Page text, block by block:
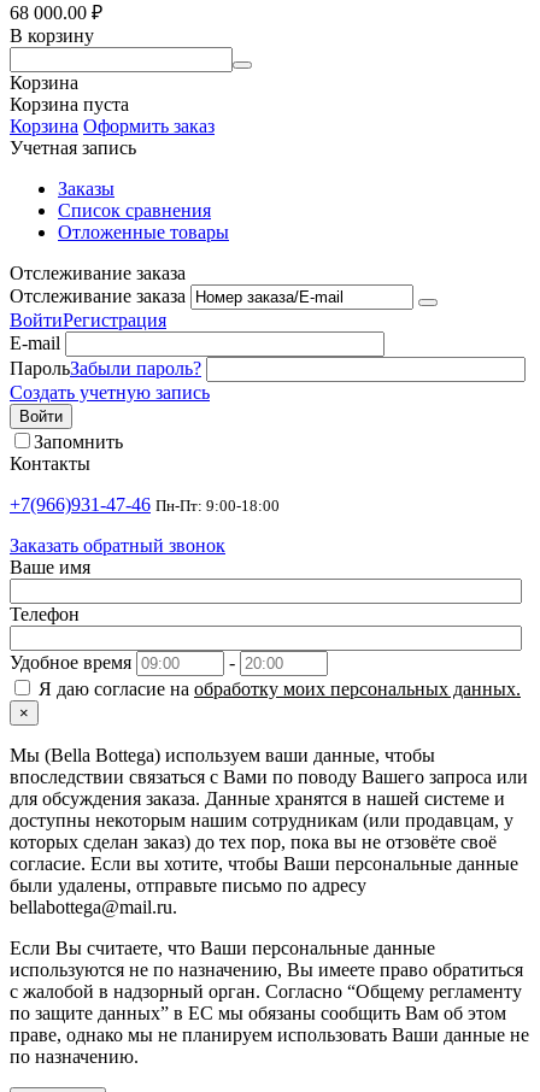
68 000.00 ₽
В корзину
Корзина
Корзина пуста
Корзина Оформить заказ
Учетная запись
Заказы
Список сравнения
Отложенные товары
Отслеживание заказа
Отслеживание заказа
ВойтиРегистрация
E-mail
ПарольЗабыли пароль?
Создать учетную запись
Войти
Запомнить
Контакты
+7(966)931-47-46 Пн-Пт: 9:00-18:00
Заказать обратный звонок
Ваше имя
Телефон
Удобное время
-
Я даю согласие на обработку моих персональных данных.
×
Мы (Bella Bottega) используем ваши данные, чтобы
впоследствии связаться с Вами по поводу Вашего запроса или
для обсуждения заказа. Данные хранятся в нашей системе и
доступны некоторым нашим сотрудникам (или продавцам, у
которых сделан заказ) до тех пор, пока вы не отзовёте своё
согласие. Если вы хотите, чтобы Ваши персональные данные
были удалены, отправьте письмо по адресу
bellabottega@mail.ru.
Если Вы считаете, что Ваши персональные данные
используются не по назначению, Вы имеете право обратиться
с жалобой в надзорный орган. Согласно “Общему регламенту
по защите данных” в ЕС мы обязаны сообщить Вам об этом
праве, однако мы не планируем использовать Ваши данные не
по назначению.